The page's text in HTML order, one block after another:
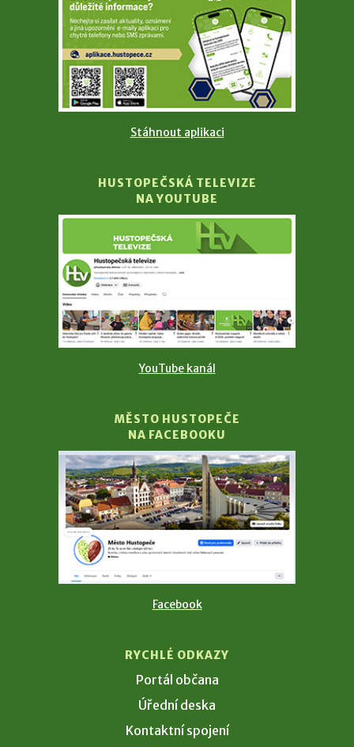
Stáhnout aplikaci
HUSTOPEČSKÁ TELEVIZE
NA YOUTUBE
YouTube kanál
MĚSTO HUSTOPEČE
NA FACEBOOKU
Facebook
RYCHLÉ ODKAZY
Portál občana
Úřední deska
Kontaktní spojení